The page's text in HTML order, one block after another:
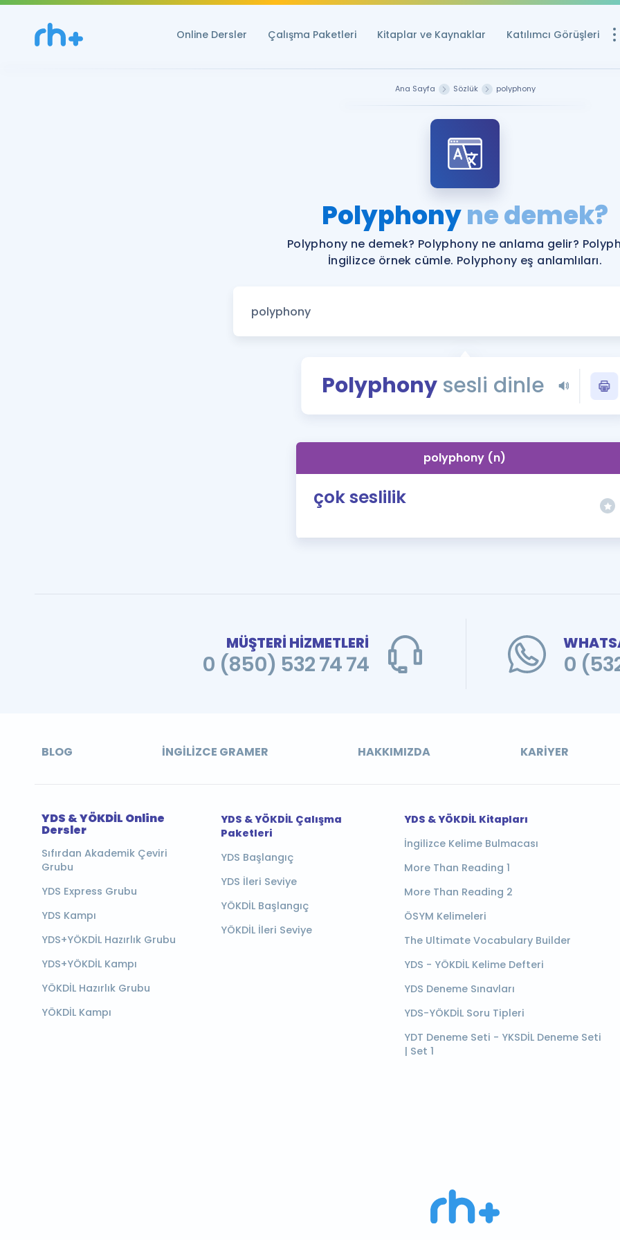
Online Dersler Çalışma Paketleri Kitaplar ve Kaynaklar Katılımcı Görüşleri
YDS ve YÖKDİL
YDS ve YÖKDİL'e
Tüm ÖSYM
YDS - YÖKDİL
İngilizce
Ana Sayfa Sözlük polyphony
Polyphonyne demek?
Polyphony ne demek? Polyphony ne anlama gelir?
İngilizce örnek cümle. Polyphony eş anlamlıları.
Polyphony sesli dinle
polyphony (n)
çok seslilik
MÜŞTERİ HİZMETLERİ
0 (850) 532 74 74 0
BLOG İNGILIZCE GRAMER HAKKIMIZDA KARIYER
YDS & YÖKDİL Online
Dersler
Sıfırdan Akademik Çeviri
Grubu
YDS Express Grubu
YDS Kampı
YDS+YÖKDİL Hazırlık Grubu
YDS+YÖKDİL Kampı
YÖKDİL Hazırlık Grubu
YÖKDİL Kampı
YDS & YÖKDİL Çalışma
Paketleri
YDS Başlangıç
YDS İleri Seviye
YÖKDİL Başlangıç
YÖKDİL İleri Seviye
YDS & YÖKDİL Kitapları
İngilizce Kelime Bulmacası
More Than Reading 1
More Than Reading 2
ÖSYM Kelimeleri
The Ultimate Vocabulary Builder
YDS - YÖKDİL Kelime Defteri
YDS Deneme Sınavları
YDS-YÖKDİL Soru Tipleri
YDT Deneme Seti - YKSDİL Deneme Seti
| Set 1